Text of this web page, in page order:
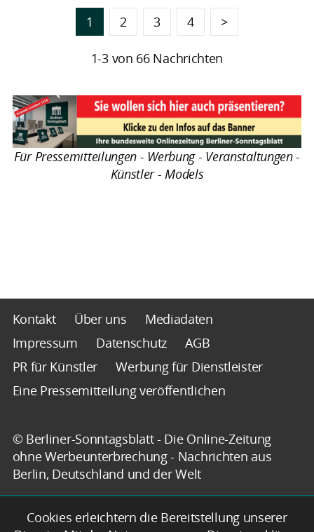
1 2 3 4 >
1-3 von 66 Nachrichten
Für Pressemitteilungen - Werbung - Veranstaltungen -
Künstler - Models
Kontakt Über uns
Mediadaten
Impressum
Datenschutz
AGB
PR für Künstler
Werbung für Dienstleister
Eine Pressemitteilung veröffentlichen
© Berliner-Sonntagsblatt - Die Online-Zeitung
ohne Werbeunterbrechung - Nachrichten aus
Berlin, Deutschland und der Welt
Cookies erleichtern die Bereitstellung unserer